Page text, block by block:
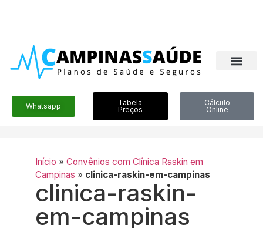
Whatsapp
Tabela
Preços
Cálculo
Online
Início » Convênios com Clínica Raskin em
Campinas » clinica-raskin-em-campinas
clinica-raskin-
em-campinas